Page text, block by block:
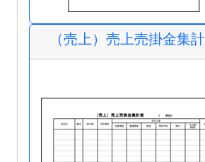
（売上）売上売掛金集